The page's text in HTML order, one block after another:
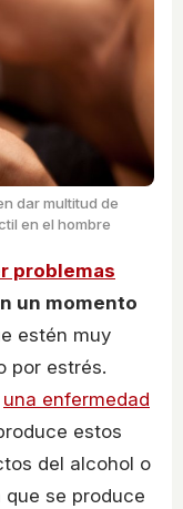
dar multitud de
en el hombre
problemas
un momento
estén muy
por estrés.
una enfermedad
estos
del alcohol o
que se produce